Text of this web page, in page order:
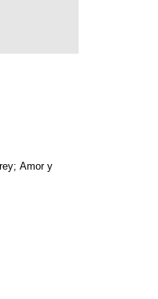
Amor y